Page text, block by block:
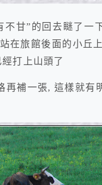
甘”的回去瞇了一
在旅館後面的小
打上山頭了
補一張, 這樣就